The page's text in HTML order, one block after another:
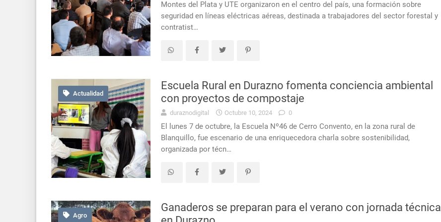
Montes del Plata y UTE organizaron en el centro del país, una formación sobre
seguridad en líneas eléctricas aéreas, destinada a trabajadores del sector forestal y
contratist…
Actualidad
Escuela Rural en Durazno fomenta conciencia ambiental
con proyectos de compostaje
duraznodigital Octubre 10, 2024 0
El lunes 7 de octubre, la Escuela Nº46 de Cerro Convento, en la zona rural de
Blanquillo, fue escenario de una enriquecedora charla sobre sostenibilidad,
organizada por técn…
Agro
Ganaderos se preparan para el verano con jornada técnica